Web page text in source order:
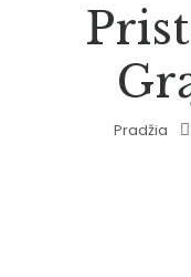
Pradžia